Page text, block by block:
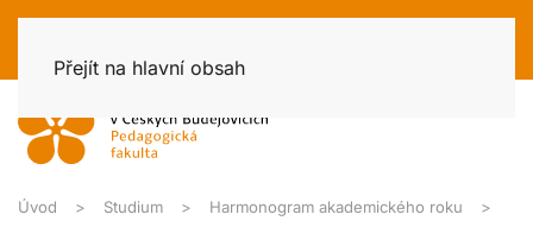
Přejít na hlavní obsah
Úvod Studium Harmonogram akademického roku